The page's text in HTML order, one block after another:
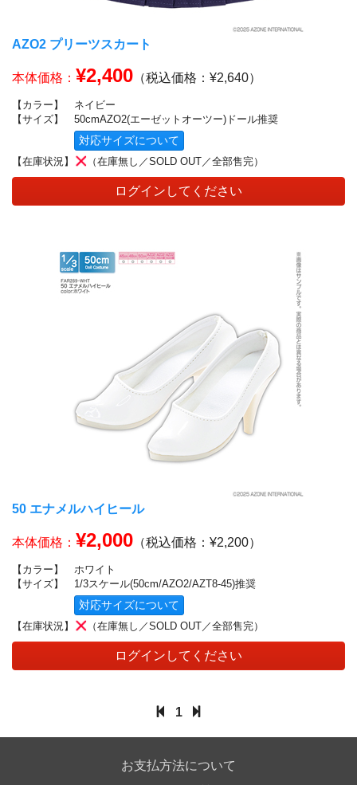
AZO2 プリーツスカート
本体価格： ¥2,400 （税込価格：¥2,640）
【カラー】
ネイビー
【サイズ】
50cmAZO2(エーゼットオーツー)ドール推奨
対応サイズについて
【在庫状況】 （在庫無し／SOLD OUT／全部售完）
ログインしてください
50 エナメルハイヒール
本体価格： ¥2,000 （税込価格：¥2,200）
【カラー】
ホワイト
【サイズ】
1/3スケール(50cm/AZO2/AZT8-45)推奨
対応サイズについて
【在庫状況】 （在庫無し／SOLD OUT／全部售完）
ログインしてください
1
お支払方法について